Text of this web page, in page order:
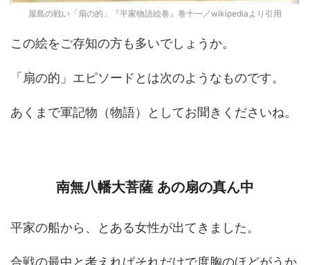
屋島の戦い「扇の的」『平家物語絵巻』巻十一／wikipediaより引用
この絵をご存知の方も多いでしょうか。
「扇の的」エピソードとは次のようなものです。
あくまで軍記物（物語）としてお聞きくださいね。
南無八幡大菩薩 あの扇の真ん中
平家の船から、とある女性が出てきました。